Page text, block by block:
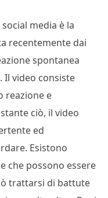
media è la
recentemente dai
spontanea
video consiste
reazione e
ciò, il video
ed
Esistono
che possono essere
trattarsi di battute